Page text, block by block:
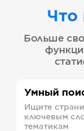
Что
Больше
Умный
Ищите
ключевым
тематикам